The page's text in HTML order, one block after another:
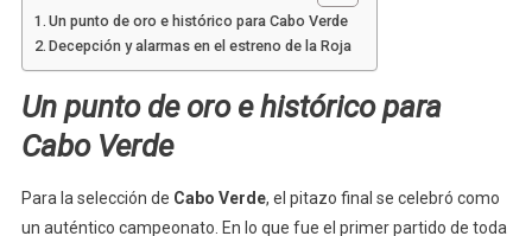
Un punto de oro e histórico para Cabo Verde
Decepción y alarmas en el estreno de la Roja
Un punto de oro e histórico para
Cabo Verde
Para la selección de Cabo Verde, el pitazo final se celebró como
un auténtico campeonato. En lo que fue el primer partido de toda